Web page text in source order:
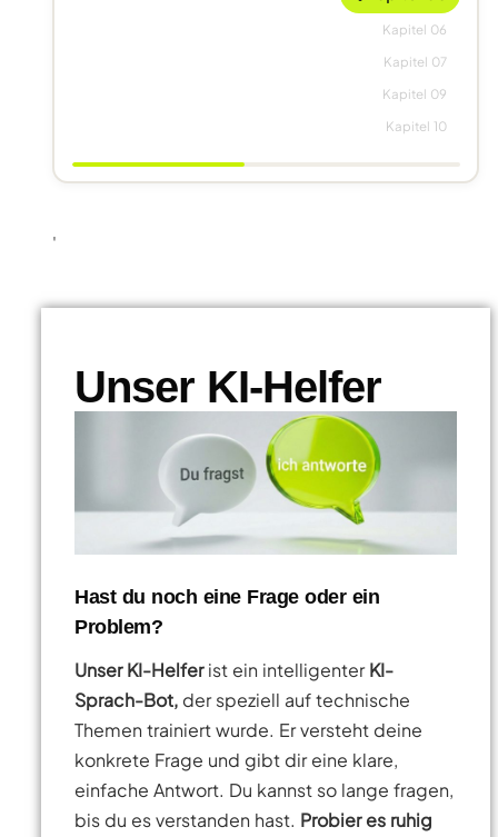
Kapitel 06
Kapitel 07
Kapitel 09
Kapitel 10
'
Unser KI-Helfer
Hast du noch eine Frage oder ein
Problem?
Unser KI-Helferist ein intelligenterKI-
Sprach-Bot, der speziell auf technische
Themen trainiert wurde. Er versteht deine
konkrete Frage und gibt dir eine klare,
einfache Antwort. Du kannst so lange fragen,
bis du es verstanden hast. Probier es ruhig